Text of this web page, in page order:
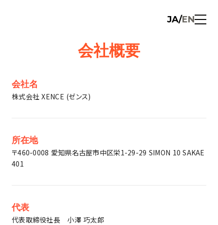
JA/EN
会社概要
会社名
株式会社 XENCE (ゼンス)
所在地
〒460-0008 愛知県名古屋市中区栄1-29-29 SIMON 10 SAKAE
401
代表
代表取締役社長 小澤 巧太郎